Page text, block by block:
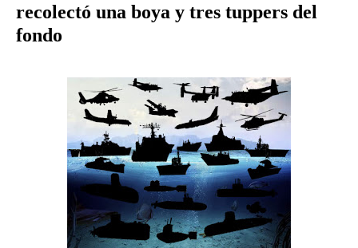
recolectó una boya y tres tuppers del
fondo